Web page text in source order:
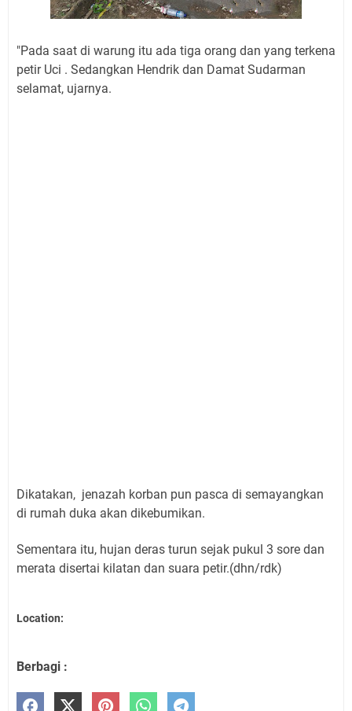
"Pada saat di warung itu ada tiga orang dan yang terkena
petir Uci . Sedangkan Hendrik dan Damat Sudarman
selamat, ujarnya.
Dikatakan, jenazah korban pun pasca di semayangkan
di rumah duka akan dikebumikan.
Sementara itu, hujan deras turun sejak pukul 3 sore dan
merata disertai kilatan dan suara petir.(dhn/rdk)
Location:
Berbagi :